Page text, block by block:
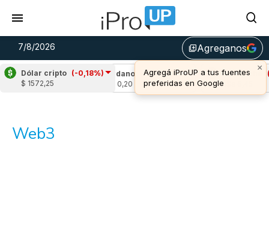
7/8/2026 library_addAgreganos
×
Agregá iProUP a tus fuentes
preferidas en Google
Dólar cripto (-0,18%)
$ 1572,25
Cardano (-3,89%)
Avalanche (-
u$s 6,45
Web3